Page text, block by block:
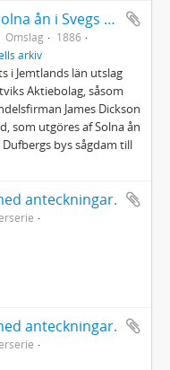
Allmän flottning i Solna ån i Svegs socken
Omslag
1886
arkiv
i Jemtlands län utslag
Aktiebolag, såsom
James Dickson
som utgöres af Solna ån
bys sågdam till
anteckningar.
anteckningar.